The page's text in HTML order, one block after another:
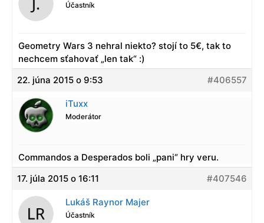
Účastník
Geometry Wars 3 nehral niekto? stojí to 5€, tak to
nechcem sťahovať „len tak“ :)
22. júna 2015 o 9:53
#406557
iTuxx
Moderátor
Commandos a Desperados boli „pani“ hry veru.
17. júla 2015 o 16:11
#407546
Lukáš Raynor Majer
Účastník